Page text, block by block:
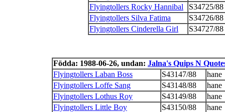
Flyingtollers Rocky Hannibal
S34725/88
Flyingtollers Silva Fatima
S34726/88
Flyingtollers Cinderella Girl
S34727/88
Födda: 1988-06-26, undan: Jalna's Quips N
Flyingtollers Laban Boss
S43147/88
hane
Flyingtollers Loffe Sang
S43148/88
hane
Flyingtollers Lothus Roy
S43149/88
hane
Flyingtollers Little Boy
S43150/88
hane